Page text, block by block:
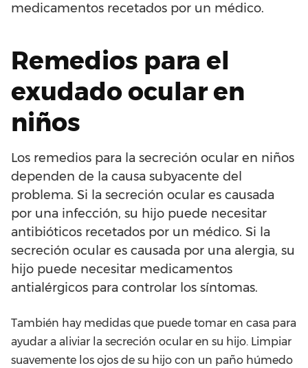
medicamentos recetados por un médico.
Remedios para el
exudado ocular en
niños
Los remedios para la secreción ocular en niños
dependen de la causa subyacente del
problema. Si la secreción ocular es causada
por una infección, su hijo puede necesitar
antibióticos recetados por un médico. Si la
secreción ocular es causada por una alergia, su
hijo puede necesitar medicamentos
antialérgicos para controlar los síntomas.
También hay medidas que puede tomar en casa para
ayudar a aliviar la secreción ocular en su hijo. Limpiar
suavemente los ojos de su hijo con un paño húmedo